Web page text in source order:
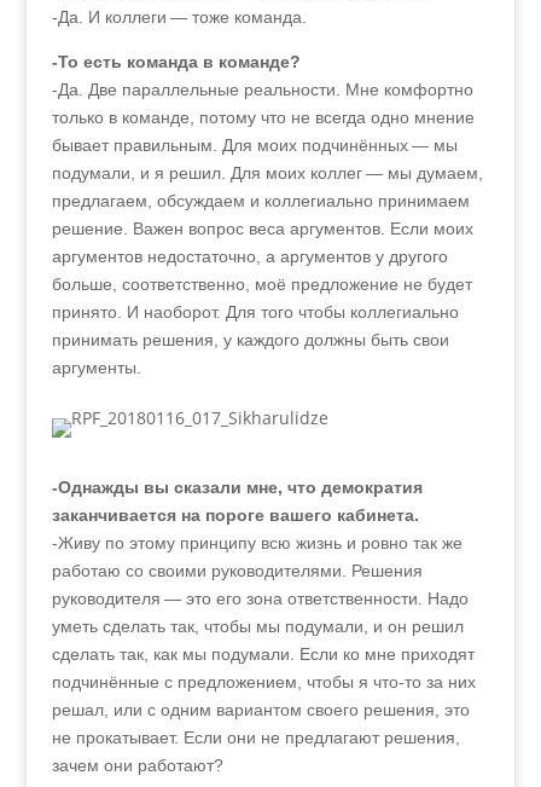
-Да. И коллеги — тоже команда.
-То есть команда в команде?
-Да. Две параллельные реальности. Мне комфортно
только в команде, потому что не всегда одно мнение
бывает правильным. Для моих подчинённых — мы
подумали, и я решил. Для моих коллег — мы думаем,
предлагаем, обсуждаем и коллегиально принимаем
решение. Важен вопрос веса аргументов. Если моих
аргументов недостаточно, а аргументов у другого
больше, соответственно, моё предложение не будет
принято. И наоборот. Для того чтобы коллегиально
принимать решения, у каждого должны быть свои
аргументы.
-Однажды вы сказали мне, что демократия
заканчивается на пороге вашего кабинета.
-Живу по этому принципу всю жизнь и ровно так же
работаю со своими руководителями. Решения
руководителя — это его зона ответственности. Надо
уметь сделать так, чтобы мы подумали, и он решил
сделать так, как мы подумали. Если ко мне приходят
подчинённые с предложением, чтобы я что-то за них
решал, или с одним вариантом своего решения, это
не прокатывает. Если они не предлагают решения,
зачем они работают?